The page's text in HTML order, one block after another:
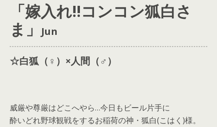
「嫁入れ!!コンコン狐白さ
ま」
Jun
☆白狐 （♀️） ×人間 （♂）
威厳や尊厳はどこへやら…今日もビール片手に
酔いどれ野球観戦をするお稲荷の神・狐白(こはく)様。